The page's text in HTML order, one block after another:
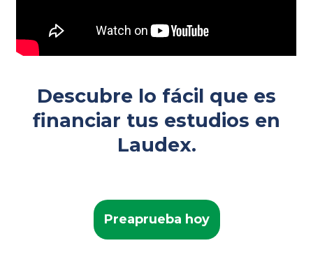
Descubre lo fácil que es
financiar tus estudios en
Laudex.
Preaprueba hoy